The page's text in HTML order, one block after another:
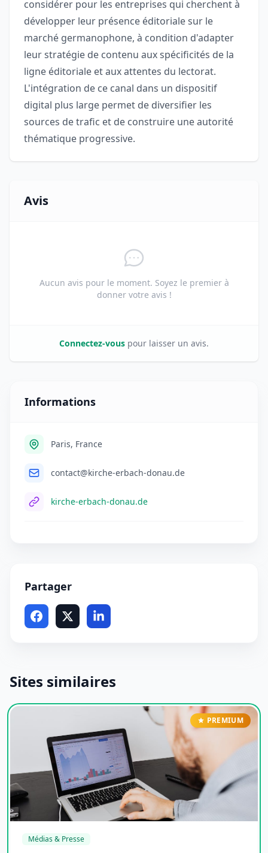
considérer pour les entreprises qui cherchent à
développer leur présence éditoriale sur le
marché germanophone, à condition d'adapter
leur stratégie de contenu aux spécificités de la
ligne éditoriale et aux attentes du lectorat.
L'intégration de ce canal dans un dispositif
digital plus large permet de diversifier les
sources de trafic et de construire une autorité
thématique progressive.
Avis
Aucun avis pour le moment. Soyez le premier à
donner votre avis !
Connectez-vous pour laisser un avis.
Informations
Paris, France
contact@kirche-erbach-donau.de
kirche-erbach-donau.de
Partager
Sites similaires
PREMIUM
Médias & Presse